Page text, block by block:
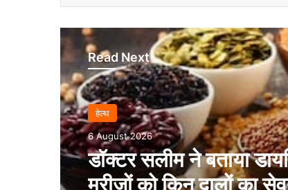
Read Next
हेल्‍थ
6 August 2026
डॉक्टर सलीम ने बताया
मरीजों को किन दालों का